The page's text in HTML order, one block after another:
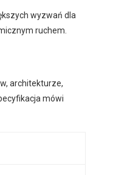
wyzwań dla
ruchem.
architekturze,
mówi